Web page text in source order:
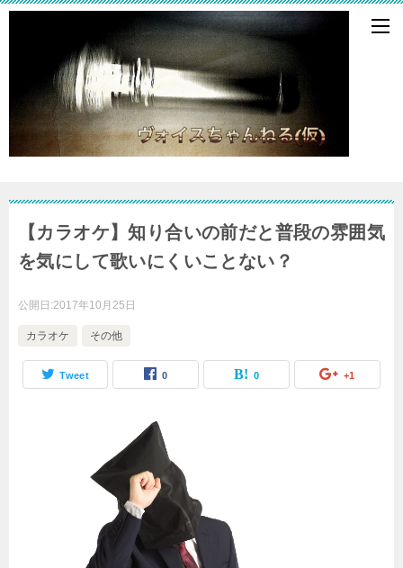
【カラオケ】知り合いの前だと普段の雰囲気
を気にして歌いにくいことない？
公開日:2017年10月25日
カラオケ その他
Tweet 0 0 +1